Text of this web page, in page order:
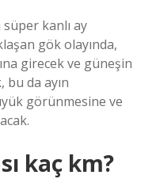
kanlı ay
gök olayında,
girecek ve güneşin
bu da ayın
görünmesine ve
kaç km?